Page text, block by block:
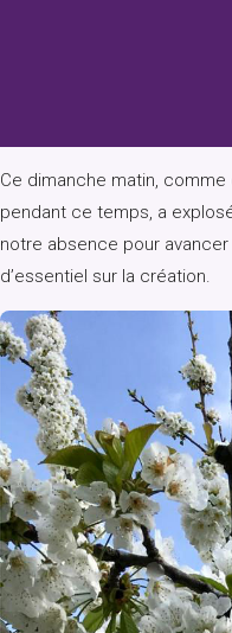
Ce dimanche matin, comme
pendant ce temps, a
notre absence pour
d’essentiel sur la création.